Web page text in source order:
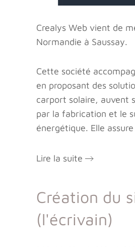
Crealys Web vient de
Normandie à Saussay.
Cette société
en proposant des
carport solaire, auvent
par la fabrication et le
énergétique. Elle
Lire la suite
Création du
(l'écrivain)